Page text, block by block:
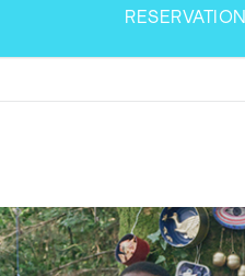
RESERVATION